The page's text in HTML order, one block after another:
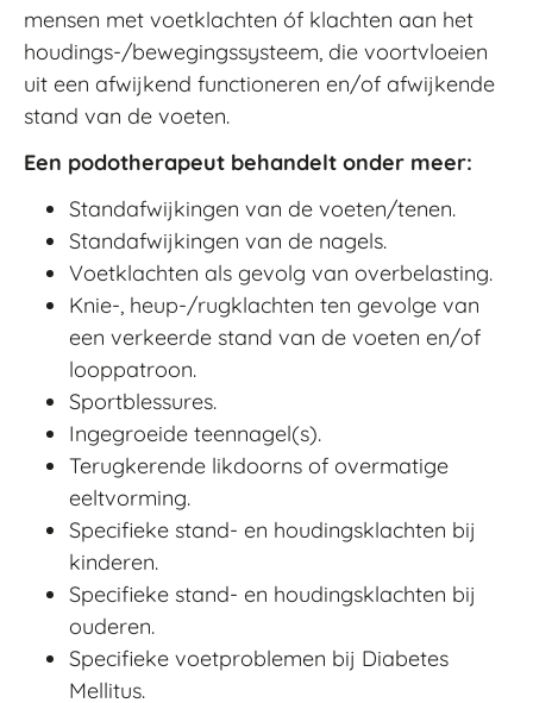
mensen met voetklachten óf klachten aan het
houdings-/bewegingssysteem, die voortvloeien
uit een afwijkend functioneren en/of afwijkende
stand van de voeten.
Een podotherapeut behandelt onder meer:
Standafwijkingen van de voeten/tenen.
Standafwijkingen van de nagels.
Voetklachten als gevolg van overbelasting.
Knie-, heup-/rugklachten ten gevolge van
een verkeerde stand van de voeten en/of
looppatroon.
Sportblessures.
Ingegroeide teennagel(s).
Terugkerende likdoorns of overmatige
eeltvorming.
Specifieke stand- en houdingsklachten bij
kinderen.
Specifieke stand- en houdingsklachten bij
ouderen.
Specifieke voetproblemen bij Diabetes
Mellitus.